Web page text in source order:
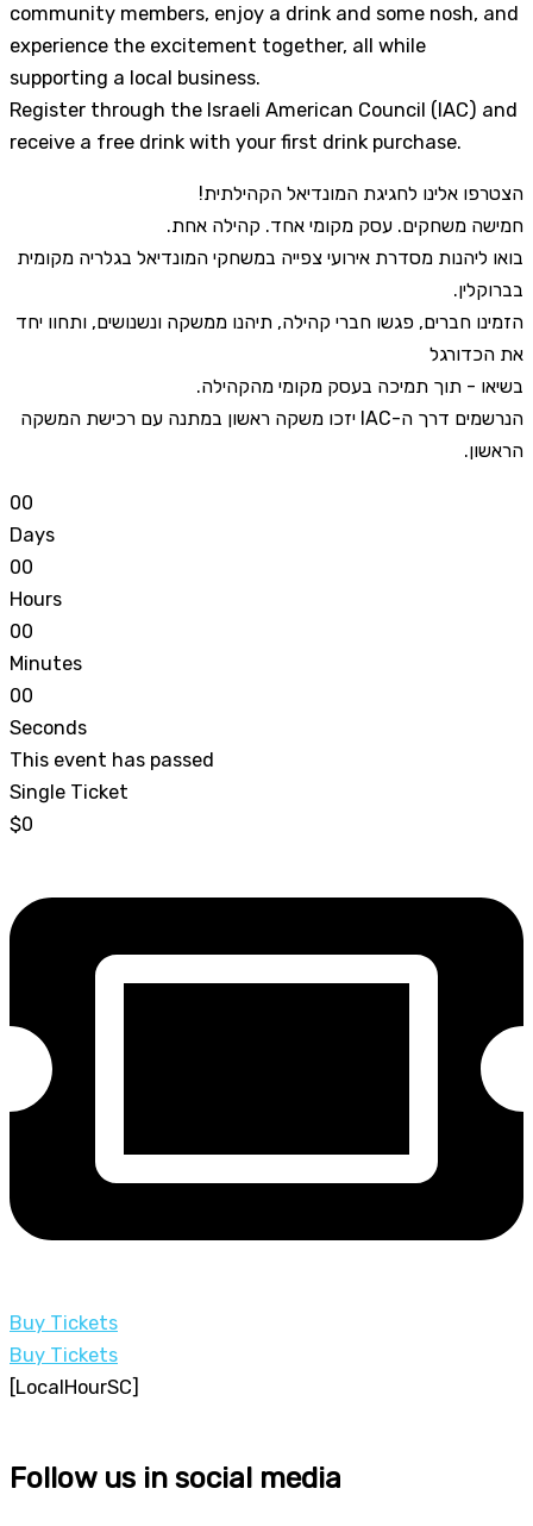
community members, enjoy a drink and some nosh, and
experience the excitement together, all while
supporting a local business.
Register through the Israeli American Council (IAC) and
receive a free drink with your first drink purchase.
הצטרפו אלינו לחגיגת המונדיאל הקהילתית!
חמישה משחקים. עסק מקומי אחד. קהילה אחת.
בואו ליהנות מסדרת אירועי צפייה במשחקי המונדיאל בגלריה מקומית
בברוקלין.
הזמינו חברים, פגשו חברי קהילה, תיהנו ממשקה ונשנושים, ותחוו יחד
את הכדורגל
בשיאו - תוך תמיכה בעסק מקומי מהקהילה.
הנרשמים דרך ה-IAC יזכו משקה ראשון במתנה עם רכישת המשקה
הראשון.
00
Days
00
Hours
00
Minutes
00
Seconds
This event has passed
Single Ticket
$0
Buy Tickets
Buy Tickets
[LocalHourSC]
Follow us in social media